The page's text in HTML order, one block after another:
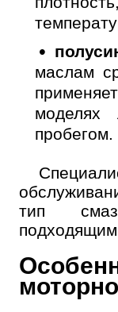
маслам
пробегом.
тип